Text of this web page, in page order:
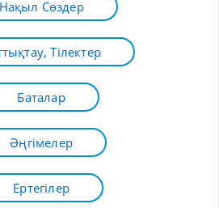
Нақыл Сөздер
Тілектер
Баталар
Әңгімелер
Ертегілер